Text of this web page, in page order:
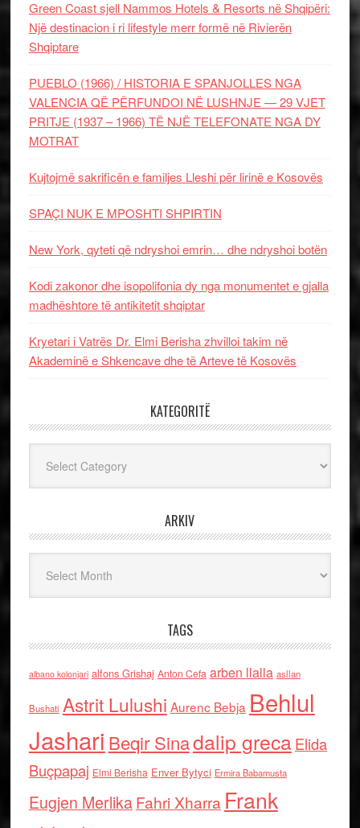
Green Coast sjell Nammos Hotels & Resorts në Shqipëri:
Një destinacion i ri lifestyle merr formë në Rivierën
Shqiptare
PUEBLO (1966) / HISTORIA E SPANJOLLES NGA
VALENCIA QË PËRFUNDOI NË LUSHNJE — 29 VJET
PRITJE (1937 – 1966) TË NJË TELEFONATE NGA DY
MOTRAT
Kujtojmë sakrificën e familjes Lleshi për lirinë e Kosovës
SPAÇI NUK E MPOSHTI SHPIRTIN
New York, qyteti që ndryshoi emrin… dhe ndryshoi botën
Kodi zakonor dhe isopolifonia dy nga monumentet e gjalla
madhështore të antikitetit shqiptar
Kryetari i Vatrës Dr. Elmi Berisha zhvilloi takim në
Akademinë e Shkencave dhe të Arteve të Kosovës
KATEGORITË
ARKIV
TAGS
albano kolonjari alfons Grishaj Anton Cefa arben llalla asllan
Bushati Astrit Lulushi Aurenc Bebja Behlul
Jashari Beqir Sinadalip grecaElida
Buçpapaj Elmi Berisha Enver Bytyci Ermira Babamusta
Eugjen MerlikaFahri Xharra Frank